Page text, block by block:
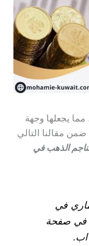
يجعلها وجهة
ضمن مقالنا التالي
الذهب في
في
في صفحة
اب.